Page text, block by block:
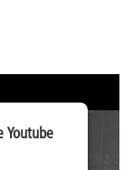
Youtube